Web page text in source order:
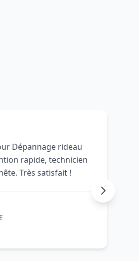
Dépannage rideau
rapide, technicien
Très satisfait !